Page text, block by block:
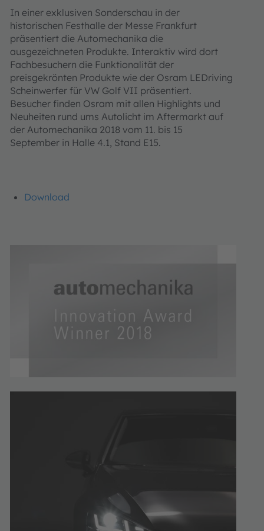
In einer exklusiven Sonderschau in der
historischen Festhalle der Messe Frankfurt
präsentiert die Automechanika die
ausgezeichneten Produkte. Interaktiv wird dort
Fachbesuchern die Funktionalität der
preisgekrönten Produkte wie der Osram LEDriving
Scheinwerfer für VW Golf VII präsentiert.
Besucher finden Osram mit allen Highlights und
Neuheiten rund ums Autolicht im Aftermarkt auf
der Automechanika 2018 vom 11. bis 15
September in Halle 4.1, Stand E15.
Download